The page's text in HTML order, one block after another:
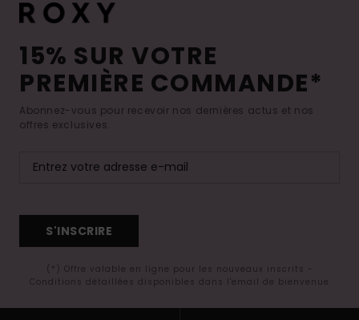
15% SUR VOTRE
PREMIÈRE COMMANDE*
Abonnez-vous pour recevoir nos dernières actus et nos
offres exclusives.
S'INSCRIRE
(*) Offre valable en ligne pour les nouveaux inscrits -
Conditions détaillées disponibles dans l'email de bienvenue